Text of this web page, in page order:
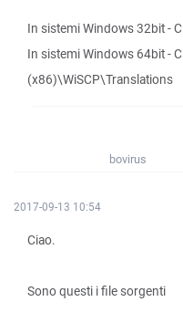
In sistemi Windows 32bit -
In sistemi Windows 64bit -
(x86)\WiSCP\Translations
bovirus
2017-09-13 10:54
Ciao.
Sono questi i file sorgenti